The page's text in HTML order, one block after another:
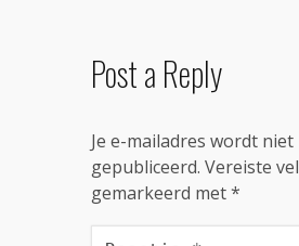
Post a Reply
Je e-mailadres wordt niet
gepubliceerd. Vereiste
gemarkeerd met*